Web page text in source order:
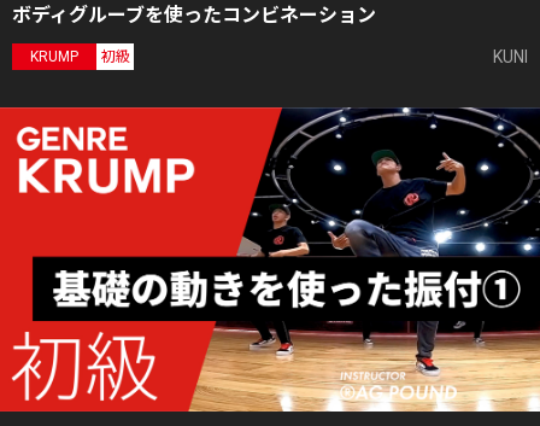
ボディグルーブを使ったコンビネーション
KRUMP 初級 KUNI